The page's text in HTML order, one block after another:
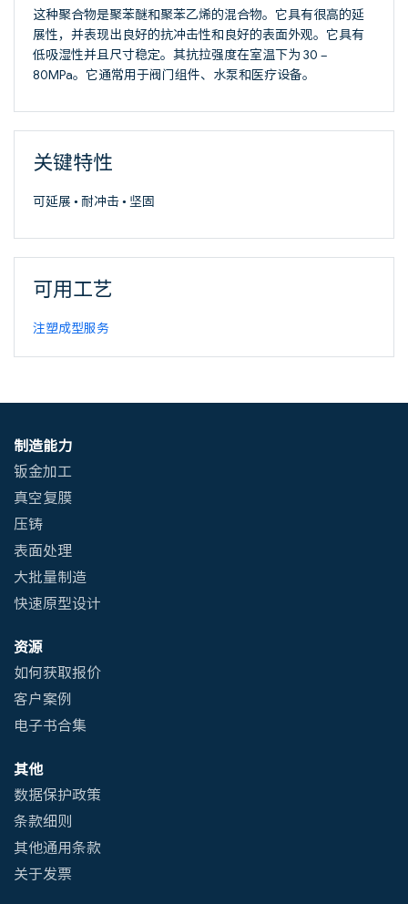
这种聚合物是聚苯醚和聚苯乙烯的混合物。它具有很高的延
展性，并表现出良好的抗冲击性和良好的表面外观。它具有
低吸湿性并且尺寸稳定。其抗拉强度在室温下为 30 –
80MPa。它通常用于阀门组件、水泵和医疗设备。
关键特性
可延展 • 耐冲击 • 坚固
可用工艺
注塑成型服务
制造能力
钣金加工
真空复膜
压铸
表面处理
大批量制造
快速原型设计
资源
如何获取报价
客户案例
电子书合集
其他
数据保护政策
条款细则
其他通用条款
关于发票